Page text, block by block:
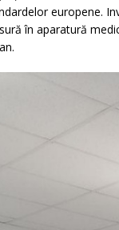
europene.
în aparatură